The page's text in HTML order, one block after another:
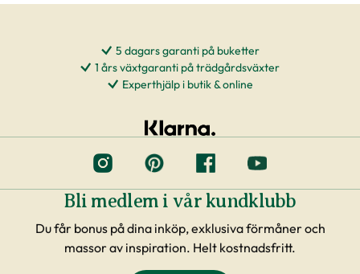
5 dagars garanti på buketter
1 års växtgaranti på trädgårdsväxter
Experthjälp i butik & online
Bli medlem i vår kundklubb
Du får bonus på dina inköp, exklusiva förmåner och
massor av inspiration. Helt kostnadsfritt.